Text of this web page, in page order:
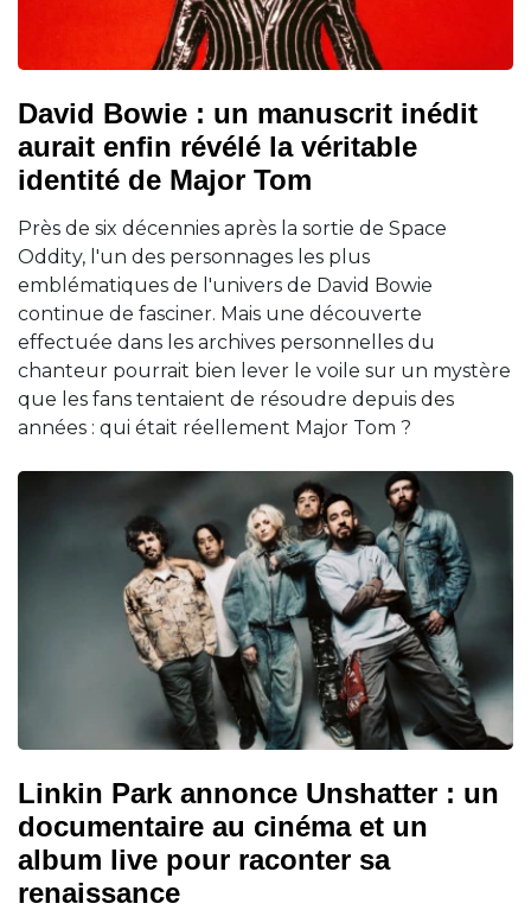
David Bowie : un manuscrit inédit
aurait enfin révélé la véritable
identité de Major Tom
Près de six décennies après la sortie de Space
Oddity, l'un des personnages les plus
emblématiques de l'univers de David Bowie
continue de fasciner. Mais une découverte
effectuée dans les archives personnelles du
chanteur pourrait bien lever le voile sur un mystère
que les fans tentaient de résoudre depuis des
années : qui était réellement Major Tom ?
Linkin Park annonce Unshatter : un
documentaire au cinéma et un
album live pour raconter sa
renaissance